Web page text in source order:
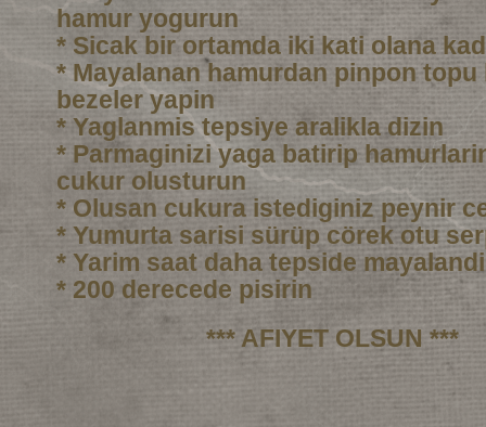
hamur yogurun
* Sicak bir ortamda iki kati olana
* Mayalanan hamurdan pinpon
bezeler yapin
* Yaglanmis tepsiye aralikla dizin
* Parmaginizi yaga batirip
cukur olusturun
* Olusan cukura istediginiz peynir
* Yumurta sarisi sürüp cörek otu
* Yarim saat daha tepside
* 200 derecede pisirin
*** AFIYET OLSUN ***